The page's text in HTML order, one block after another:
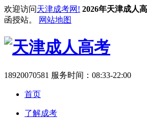
欢迎访问天津成考网! 2026年天津成人
函授站。
网站地图
18920070581 服务时间：08:33-22:00
首页
了解成考